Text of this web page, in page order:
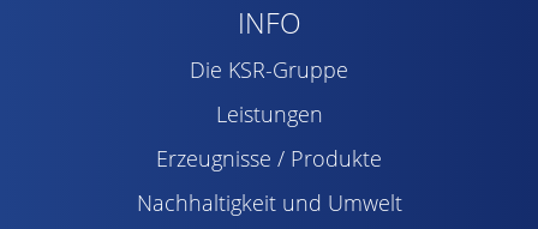
INFO
Die KSR-Gruppe
Leistungen
Erzeugnisse / Produkte
Nachhaltigkeit und Umwelt